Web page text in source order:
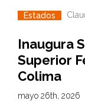
Estados
Inaugura
Superior
Colima
mayo 26th, 2026